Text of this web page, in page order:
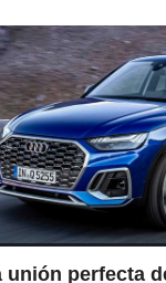
unión perfecta